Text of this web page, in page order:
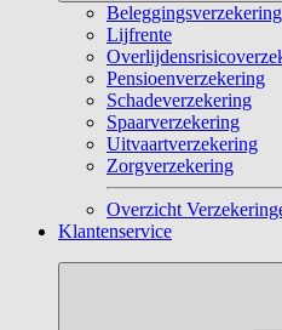
Beleggingsverzekering
Lijfrente
Pensioenverzekering
Schadeverzekering
Spaarverzekering
Uitvaartverzekering
Zorgverzekering
Overzicht
Klantenservice